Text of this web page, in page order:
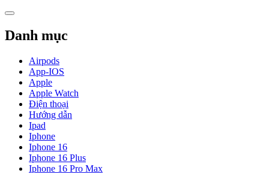
Skip
content
Danh mục
Airpods
App-IOS
Apple
Apple Watch
Điện thoại
Hướng dẫn
Ipad
Iphone
Iphone 16
Iphone 16 Plus
Iphone 16 Pro Max